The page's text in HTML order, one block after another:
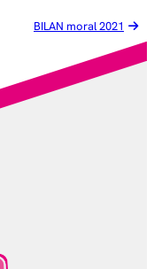
BILAN moral 2021